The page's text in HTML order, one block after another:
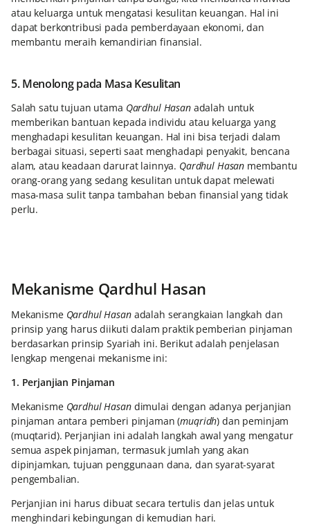
atau keluarga untuk mengatasi kesulitan keuangan. Hal ini
dapat berkontribusi pada pemberdayaan ekonomi, dan
membantu meraih kemandirian finansial.
5. Menolong pada Masa Kesulitan
Salah satu tujuan utama Qardhul Hasanadalah untuk
memberikan bantuan kepada individu atau keluarga yang
menghadapi kesulitan keuangan. Hal ini bisa terjadi dalam
berbagai situasi, seperti saat menghadapi penyakit, bencana
alam, atau keadaan darurat lainnya. Qardhul Hasan membantu
orang-orang yang sedang kesulitan untuk dapat melewati
masa-masa sulit tanpa tambahan beban finansial yang tidak
perlu.
Mekanisme Qardhul Hasan
Mekanisme Qardhul Hasanadalah serangkaian langkah dan
prinsip yang harus diikuti dalam praktik pemberian pinjaman
berdasarkan prinsip Syariah ini. Berikut adalah penjelasan
lengkap mengenai mekanisme ini:
1. Perjanjian Pinjaman
Mekanisme Qardhul Hasandimulai dengan adanya perjanjian
pinjaman antara pemberi pinjaman (muqridh) dan peminjam
(muqtarid). Perjanjian ini adalah langkah awal yang mengatur
semua aspek pinjaman, termasuk jumlah yang akan
dipinjamkan, tujuan penggunaan dana, dan syarat-syarat
pengembalian.
Perjanjian ini harus dibuat secara tertulis dan jelas untuk
menghindari kebingungan di kemudian hari.